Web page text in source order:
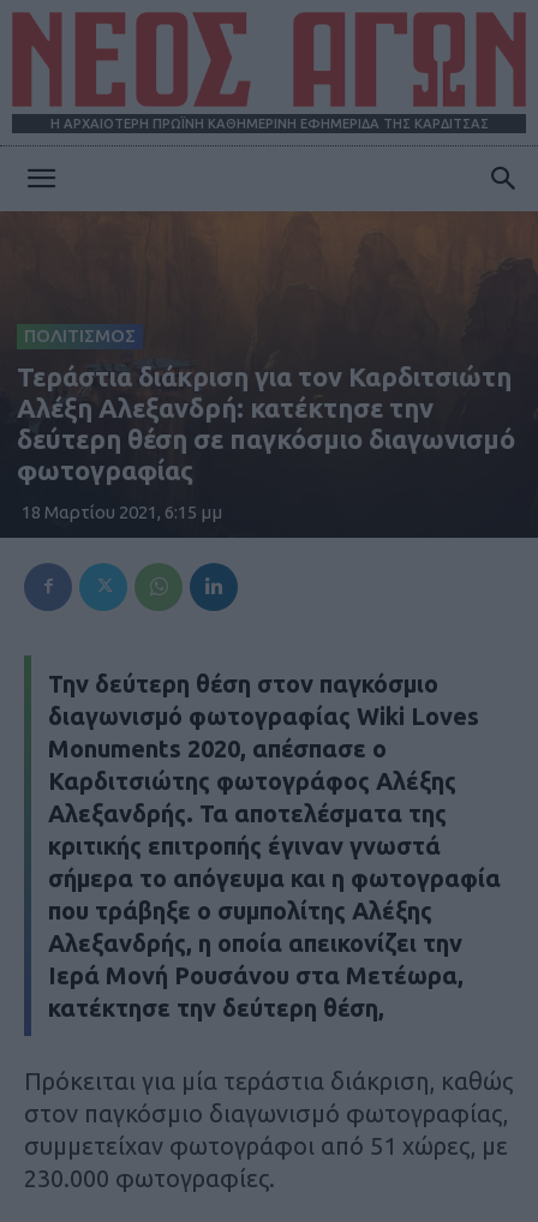
Η ΑΡΧΑΙΟΤΕΡΗ ΠΡΩΪΝΗ ΚΑΘΗΜΕΡΙΝΗ ΕΦΗΜΕΡΙΔΑ ΤΗΣ ΚΑΡΔΙΤΣΑΣ
ΠΟΛΙΤΙΣΜΟΣ
Τεράστια διάκριση για τον Καρδιτσιώτη
Αλέξη Αλεξανδρή: κατέκτησε την
δεύτερη θέση σε παγκόσμιο διαγωνισμό
φωτογραφίας
18 Μαρτίου 2021, 6:15 μμ
Την δεύτερη θέση στον παγκόσμιο
διαγωνισμό φωτογραφίας Wiki Loves
Monuments 2020, απέσπασε ο
Καρδιτσιώτης φωτογράφος Αλέξης
Αλεξανδρής. Τα αποτελέσματα της
κριτικής επιτροπής έγιναν γνωστά
σήμερα το απόγευμα και η φωτογραφία
που τράβηξε ο συμπολίτης Αλέξης
Αλεξανδρής, η οποία απεικονίζει την
Ιερά Μονή Ρουσάνου στα Μετέωρα,
κατέκτησε την δεύτερη θέση,
Πρόκειται για μία τεράστια διάκριση, καθώς
στον παγκόσμιο διαγωνισμό φωτογραφίας,
συμμετείχαν φωτογράφοι από 51 χώρες, με
230.000 φωτογραφίες.